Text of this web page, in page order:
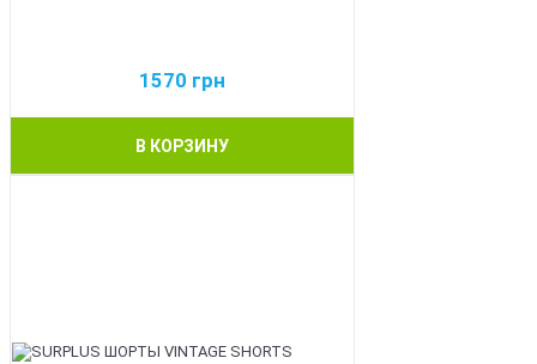
1570 грн
В КОРЗИНУ